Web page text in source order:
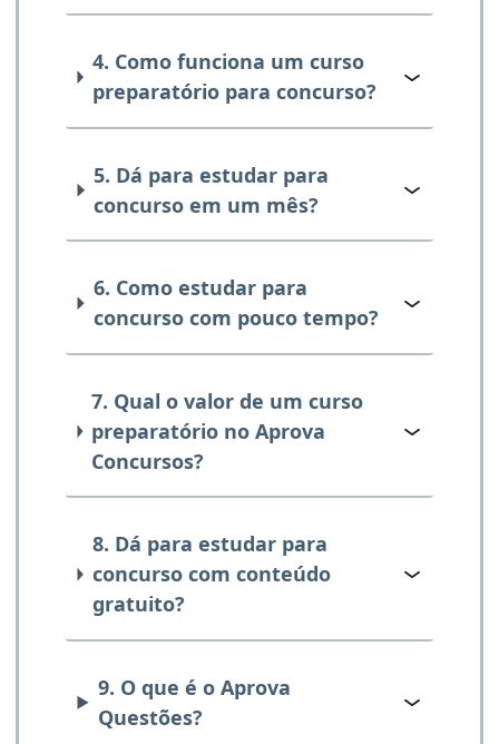
4. Como funciona um curso
preparatório para concurso?
5. Dá para estudar para
concurso em um mês?
6. Como estudar para
concurso com pouco tempo?
7. Qual o valor de um curso
preparatório no Aprova
Concursos?
8. Dá para estudar para
concurso com conteúdo
gratuito?
9. O que é o Aprova
Questões?